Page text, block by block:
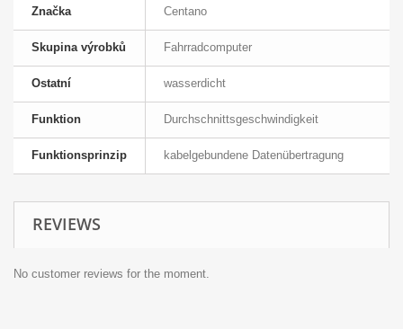
Značka Centano
Skupina výrobků Fahrradcomputer
Ostatní wasserdicht
Funktion Durchschnittsgeschwindigkeit
Funktionsprinzip kabelgebundene Datenübertragung
REVIEWS
No customer reviews for the moment.